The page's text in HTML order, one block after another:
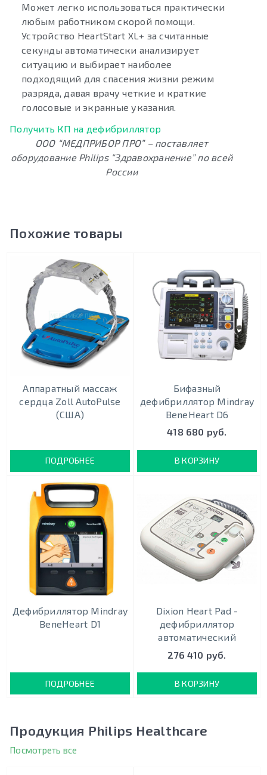
Может легко использоваться практически
любым работником скорой помощи.
Устройство HeartStart XL+ за считанные
секунды автоматически анализирует
ситуацию и выбирает наиболее
подходящий для спасения жизни режим
разряда, давая врачу четкие и краткие
голосовые и экранные указания.
Получить КП на дефибриллятор
ООО “МЕДПРИБОР ПРО” – поставляет
оборудование Philips “Здравохранение” по всей
России
Похожие товары
Аппаратный массаж
сердца Zoll AutoPulse
(США)
ПОДРОБНЕЕ
Бифазный
дефибриллятор Mindray
BeneHeart D6
418 680 руб.
В КОРЗИНУ
Дефибриллятор Mindray
BeneHeart D1
ПОДРОБНЕЕ
Dixion Heart Pad -
дефибриллятор
автоматический
276 410 руб.
В КОРЗИНУ
Продукция Philips Healthcare
Посмотреть все